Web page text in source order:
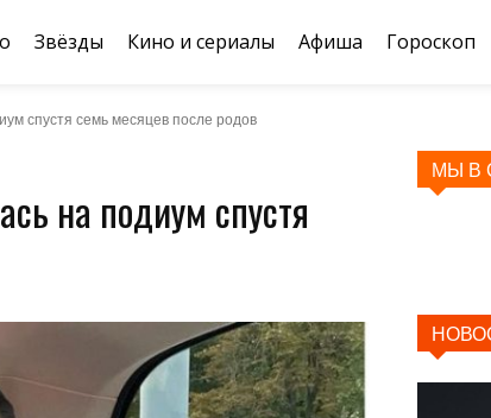
Звёзды Кино и сериалы Афиша Гороскоп
спустя семь месяцев после родов
на подиум спустя
МЫ В